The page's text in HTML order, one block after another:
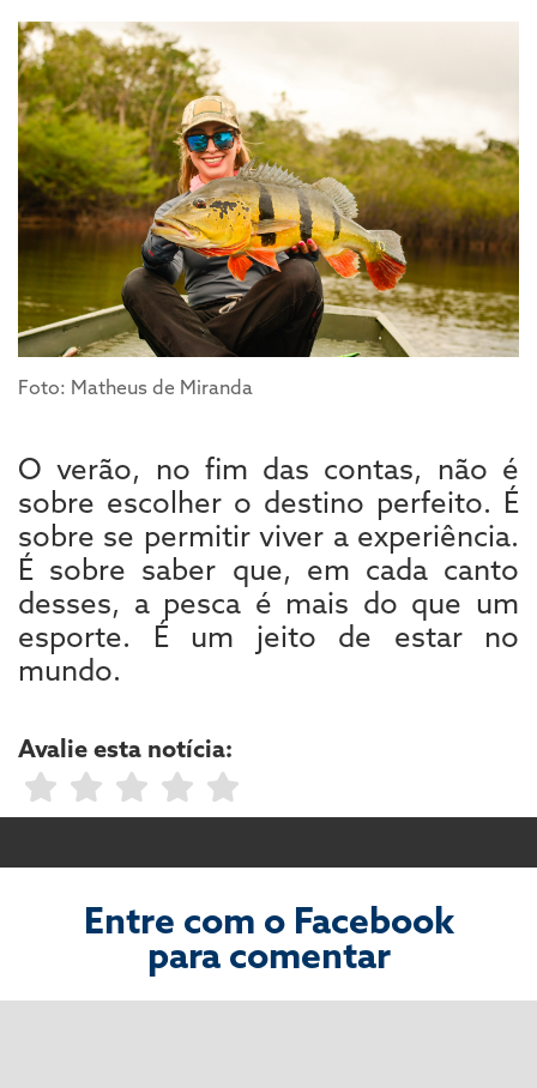
Foto: Matheus de Miranda
O verão, no fim das contas, não é
sobre escolher o destino perfeito. É
sobre se permitir viver a experiência.
É sobre saber que, em cada canto
desses, a pesca é mais do que um
esporte. É um jeito de estar no
mundo.
Avalie esta notícia:
Entre com o Facebook
para comentar